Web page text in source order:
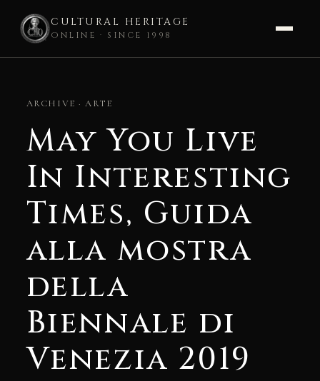
CULTURAL HERITAGE
ONLINE · SINCE 1998
contentARCHIVE · ARTE
May You Live
In Interesting
Times, Guida
alla mostra
della
Biennale di
Venezia 2019